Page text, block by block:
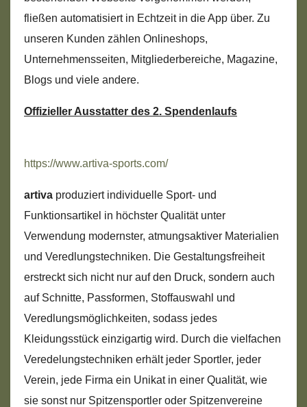
fließen automatisiert in Echtzeit in die App über. Zu
unseren Kunden zählen Onlineshops,
Unternehmensseiten, Mitgliederbereiche, Magazine,
Blogs und viele andere.
Offizieller Ausstatter des 2. Spendenlaufs
https://www.artiva-sports.com/
artiva produziert individuelle Sport- und
Funktionsartikel in höchster Qualität unter
Verwendung modernster, atmungsaktiver Materialien
und Veredlungstechniken. Die Gestaltungsfreiheit
erstreckt sich nicht nur auf den Druck, sondern auch
auf Schnitte, Passformen, Stoffauswahl und
Veredlungsmöglichkeiten, sodass jedes
Kleidungsstück einzigartig wird. Durch die vielfachen
Veredelungstechniken erhält jeder Sportler, jeder
Verein, jede Firma ein Unikat in einer Qualität, wie
sie sonst nur Spitzensportler oder Spitzenvereine